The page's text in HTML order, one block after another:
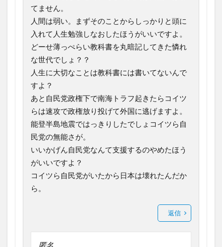
てません。
人間は弱い。まずそのことからしっかりと頭に
入れて人生勉強しなおしたほうがいいですよ。
どーせ薄っぺらい教科書を丸暗記してきた憐れ
な世代でしょ？？
人生に大切なことは教科書には書いてないんで
すよ？
あと自民党政権下で南海トラフ起きたらコイツ
らは速攻で政権放り投げて外国に逃げますよ。
能登半島地震ではっきりしたでしょコイツら自
民党の無能さが。
いいかげん自民党なんて支援するのやめたほう
がいいですよ？
コイツら自民党がいたから日本は壊れたんだか
ら。
返信
匿名